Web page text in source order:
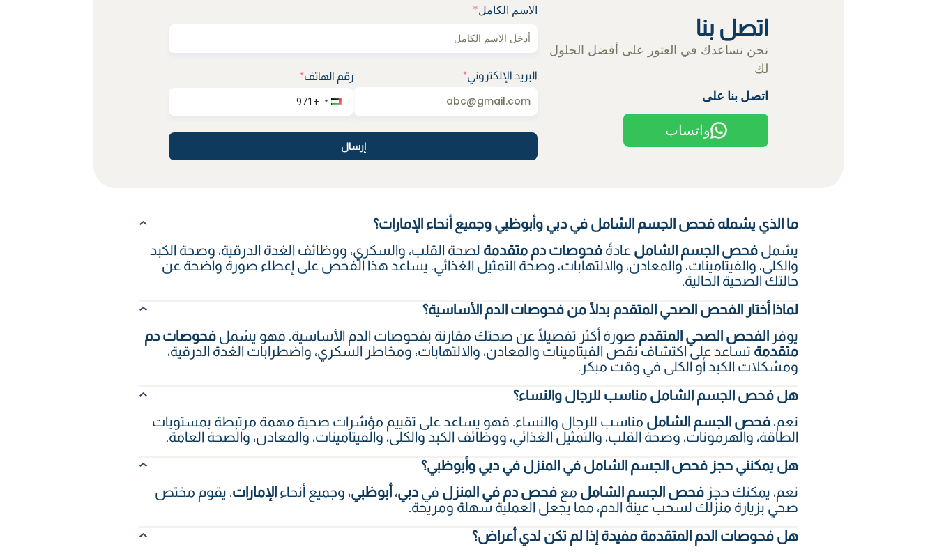
اتصل بنا
نحن نساعدك في العثور على أفضل الحلول
لك
اتصل بنا على
واتساب
الاسم الكامل*
البريد الإلكتروني* رقم الهاتف*
إرسال
ما الذي يشمله فحص الجسم الشامل في دبي وأبوظبي وجميع أنحاء الإمارات؟
يشملفحص الجسم الشامل عادةًفحوصات دم متقدمة لصحة القلب، والسكري، ووظائف الغدة الدرقية، وصحة الكبد
والكلى، والفيتامينات، والمعادن، والالتهابات، وصحة التمثيل الغذائي. يساعد هذا الفحص على إعطاء صورة واضحة عن
حالتك الصحية الحالية.
لماذا أختار الفحص الصحي المتقدم بدلًا من فحوصات الدم الأساسية؟
يوفر
الفحص الصحي المتقدم صورة أكثر تفصيلًا عن صحتك مقارنة بفحوصات الدم الأساسية. فهو يشملفحوصات دم
متقدمة تساعد على اكتشاف نقص الفيتامينات والمعادن، والالتهابات، ومخاطر السكري، واضطرابات الغدة الدرقية،
ومشكلات الكبد أو الكلى في وقت مبكر.
هل فحص الجسم الشامل مناسب للرجال والنساء؟
نعم،فحص الجسم الشامل مناسب للرجال والنساء. فهو يساعد على تقييم مؤشرات صحية مهمة مرتبطة بمستويات
الطاقة، والهرمونات، وصحة القلب، والتمثيل الغذائي، ووظائف الكبد والكلى، والفيتامينات، والمعادن، والصحة العامة.
هل يمكنني حجز فحص الجسم الشامل في المنزل في دبي وأبوظبي؟
نعم، يمكنك حجزفحص الجسم الشامل معفحص دم في المنزل فيدبي، أبوظبي، وجميع أنحاء الإمارات. يقوم مختص
صحي بزيارة منزلك لسحب عينة الدم، مما يجعل العملية سهلة ومريحة.
هل فحوصات الدم المتقدمة مفيدة إذا لم تكن لدي أعراض؟